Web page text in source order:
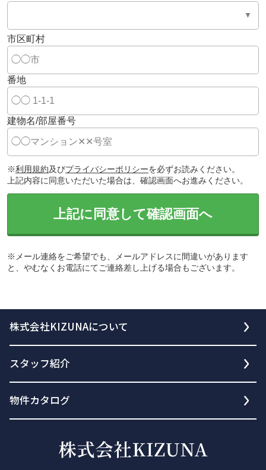
市区町村
番地
建物名/部屋番号
※利用規約及びプライバシーポリシーを必ずお読みください。
上記内容に同意いただいた場合は、確認画面へお進みください。
上記に同意して確認画面へ
※メール連絡をご希望でも、メールアドレスに間違いがあります
と、やむなくお電話にてご連絡差し上げる場合もございます。
株式会社KIZUNAについて
スタッフ紹介
物件カタログ